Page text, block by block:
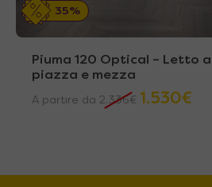
35%
Piuma 120 Optical – Letto a
piazza e mezza
A partire da 2.336€ 1.530€